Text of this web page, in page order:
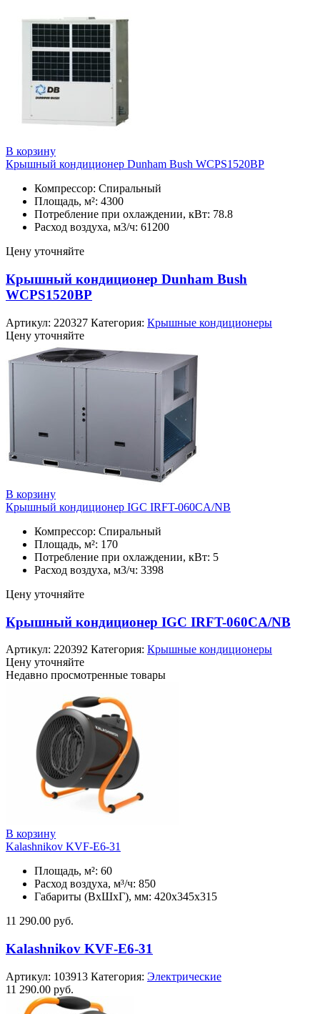
В корзину
Крышный кондиционер Dunham Bush WCPS1520BP
Компрессор: Спиральный
Площадь, м²: 4300
Потребление при охлаждении, кВт: 78.8
Расход воздуха, м3/ч: 61200
Цену уточняйте
Крышный кондиционер Dunham Bush
WCPS1520BP
Артикул: 220327 Категория: Крышные кондиционеры
Цену уточняйте
В корзину
Крышный кондиционер IGC IRFT-060CA/NB
Компрессор: Спиральный
Площадь, м²: 170
Потребление при охлаждении, кВт: 5
Расход воздуха, м3/ч: 3398
Цену уточняйте
Крышный кондиционер IGC IRFT-060CA/NB
Артикул: 220392 Категория: Крышные кондиционеры
Цену уточняйте
Недавно просмотренные товары
В корзину
Kalashnikov KVF-E6-31
Площадь, м²: 60
Расход воздуха, м³/ч: 850
Габариты (ВхШхГ), мм: 420x345x315
11 290.00 руб.
Kalashnikov KVF-E6-31
Артикул: 103913 Категория: Электрические
11 290.00 руб.